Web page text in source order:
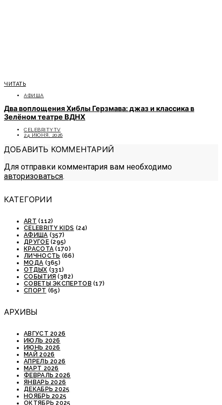
ЧИТАТЬ
АФИША
Два воплощения Хиблы Герзмава: джаз и классика в
Зелёном театре ВДНХ
CELEBRITYTV
24 ИЮНЯ, 2026
ДОБАВИТЬ КОММЕНТАРИЙ
Для отправки комментария вам необходимо
авторизоваться.
КАТЕГОРИИ
ART (112)
CELEBRITY KIDS (24)
АФИША (357)
ДРУГОЕ(295)
КРАСОТА (170)
ЛИЧНОСТЬ (66)
МОДА (365)
ОТДЫХ (331)
СОБЫТИЯ (382)
СОВЕТЫ ЭКСПЕРТОВ (17)
СПОРТ (65)
АРХИВЫ
АВГУСТ 2026
ИЮЛЬ 2026
ИЮНЬ 2026
МАЙ 2026
АПРЕЛЬ 2026
МАРТ 2026
ФЕВРАЛЬ 2026
ЯНВАРЬ 2026
ДЕКАБРЬ 2025
НОЯБРЬ 2025
ОКТЯБРЬ 2025